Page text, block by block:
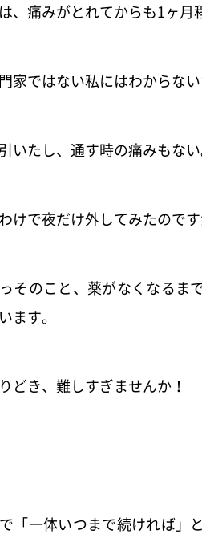
、痛みがとれてからも1ヶ月
家ではない私にはわからな
いたし、通す時の痛みもない
けで夜だけ外してみたので
そのこと、薬がなくなるま
ます。
どき、難しすぎませんか！
「一体いつまで続ければ」